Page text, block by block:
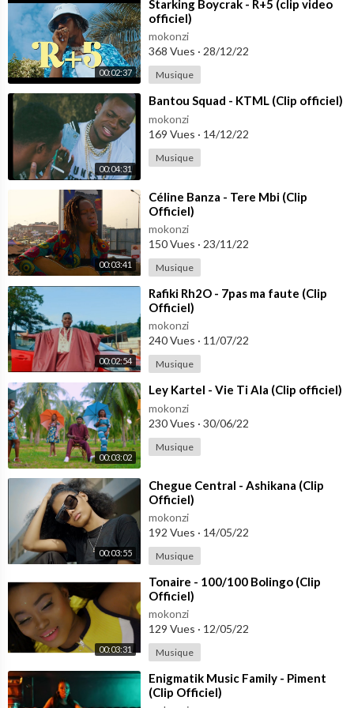
--CHOREGRAPHE : Prudence MAÏDOU, Agence FAIS MOI RÊ
VER
--MAKEUP : Adam'S make up
--COIFFURE : Honki Esthétique
--DANS LE RÔLE DE DJODJO
Axel TRESOR, Comédien ivoirien
--FIGURANTS :
Wilfried // Ange (REAL BOYZ)
--DANSEUSES :
Cetrait // Nicy
-------------------------------PAROLES -- LYRICS
Money Money
Moneeeeyy
(MOMO WANG ON THE BEAT)
Djodjo say he wanna buy me a house oh
Djodjo say he gonna get me range rova eh
Djodjo say he gonna bring me to Hawaii oh
Djodjo say he gonna love me forever
He want money
More money
Take money
Dream money
Only Cash money eh eh
I'm in love oooooh mami
Me a go crazy for my djodjo
A mvènè ni na ya ti mo
00:02:37
⁣Starking Boycrak - R+5 (clip video
officiel)
mokonzi
368 Vues · 28/12/22
Musique
00:04:31
⁣Bantou Squad - KTML (Clip officiel)
mokonzi
169 Vues · 14/12/22
Musique
00:03:41
⁣Céline Banza - Tere Mbi (Clip
Officiel)
mokonzi
150 Vues · 23/11/22
Musique
00:02:54
⁣Rafiki Rh2O - 7pas ma faute (Clip
Officiel)
mokonzi
240 Vues · 11/07/22
Musique
00:03:02
⁣Ley Kartel - Vie Ti Ala (Clip officiel)
mokonzi
230 Vues · 30/06/22
Musique
00:03:55
⁣Chegue Central - Ashikana (Clip
Officiel)
mokonzi
192 Vues · 14/05/22
Musique
00:03:31
⁣Tonaire - 100/100 Bolingo (Clip
Officiel)
mokonzi
129 Vues · 12/05/22
Musique
⁣Enigmatik Music Family - Piment
(Clip Officiel)